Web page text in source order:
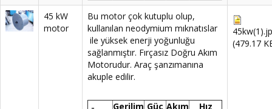
45 kW
motor
Bu motor çok kutuplu olup,
kullanılan neodymium mıknatıslar
ile yüksek enerji yoğunluğu
sağlanmıştır. Fırçasız Doğru Akım
Motorudur. Araç şanzımanına
akuple edilir.
Gerilim Güç Akım Hız
(479.17